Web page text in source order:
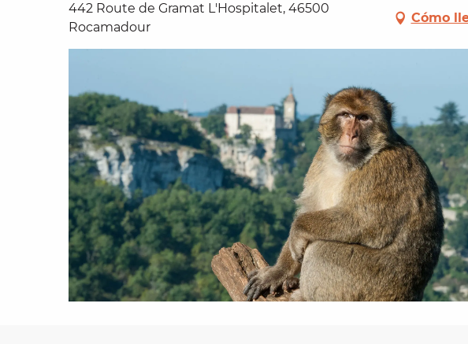
442 Route de Gramat L'Hospitalet, 46500
Rocamadour
Cómo